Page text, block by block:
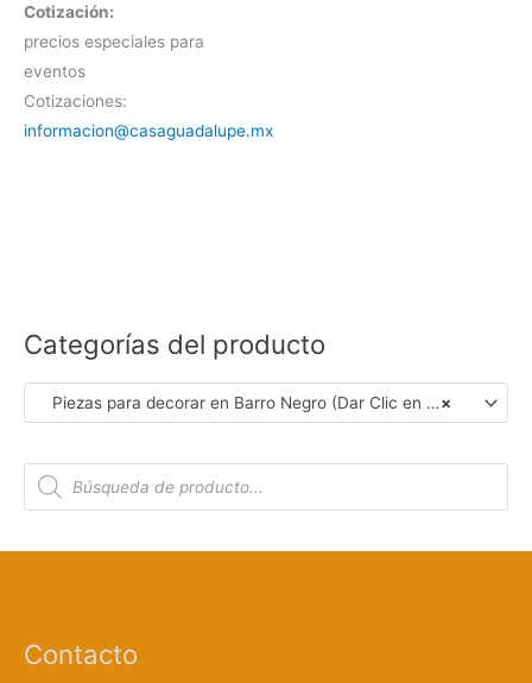
Cotización:
precios especiales para
eventos
Cotizaciones:
informacion@casaguadalupe.mx
Categorías del producto
×
Piezas para decorar en Barro Negro (Dar Clic en Foto para Ver Detalles)
B
q
o
d
Contacto